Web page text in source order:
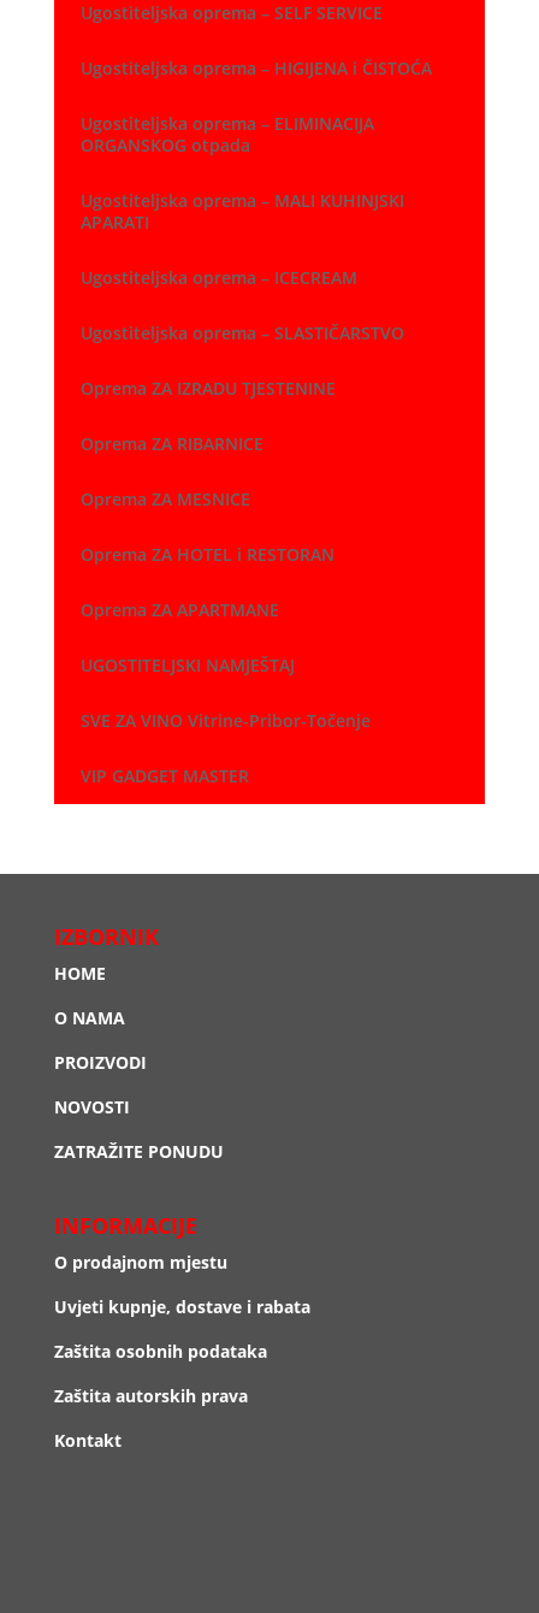
Ugostiteljska oprema – SELF SERVICE
Ugostiteljska oprema – HIGIJENA i ČISTOĆA
Ugostiteljska oprema – ELIMINACIJA
ORGANSKOG otpada
Ugostiteljska oprema – MALI KUHINJSKI
APARATI
Ugostiteljska oprema – ICECREAM
Ugostiteljska oprema – SLASTIČARSTVO
Oprema ZA IZRADU TJESTENINE
Oprema ZA RIBARNICE
Oprema ZA MESNICE
Oprema ZA HOTEL i RESTORAN
Oprema ZA APARTMANE
UGOSTITELJSKI NAMJEŠTAJ
SVE ZA VINO Vitrine-Pribor-Točenje
VIP GADGET MASTER
IZBORNIK
HOME
O NAMA
PROIZVODI
NOVOSTI
ZATRAŽITE PONUDU
INFORMACIJE
O prodajnom mjestu
Uvjeti kupnje, dostave i rabata
Zaštita osobnih podataka
Zaštita autorskih prava
Kontakt